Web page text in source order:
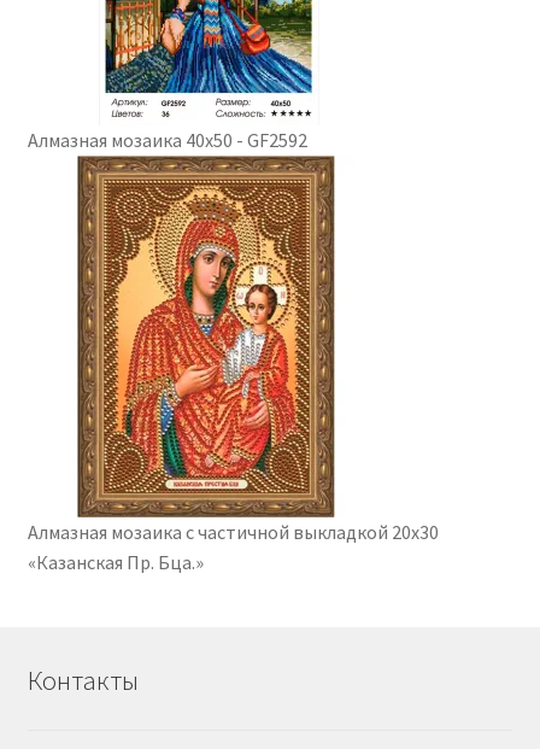
Алмазная мозаика 40x50 - GF2592
Алмазная мозаика с частичной выкладкой 20х30
«Казанская Пр. Бца.»
Контакты